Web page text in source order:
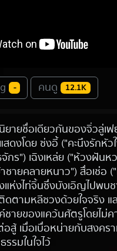
- คนดู 12.1K
ยชื่อเดียวกันของจิ่วลู่เฟ
ดงโดย ซ่งอี้ ("คะนึงรักหัว
ร") เฉิงเหล่ย ("ห้วงฝันห
ชายคลายหนาว") สื่อเช่อ
แห่งไท่จิ้นซึ่งบังเอิญไปพ
ตามหลีซวงด้วยใจจริง แ
ายของแคว้นศัตรูโดยไม่
เมื่อเบื่อหน่ายกับสงคร
รมในใจไว้